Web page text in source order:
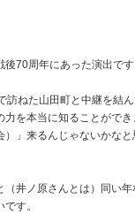
70周年にあった演出で
ねた山田町と中継を結
を本当に知ることがで
」来るんじゃないかなと
井ノ原さんとは）同い
す。